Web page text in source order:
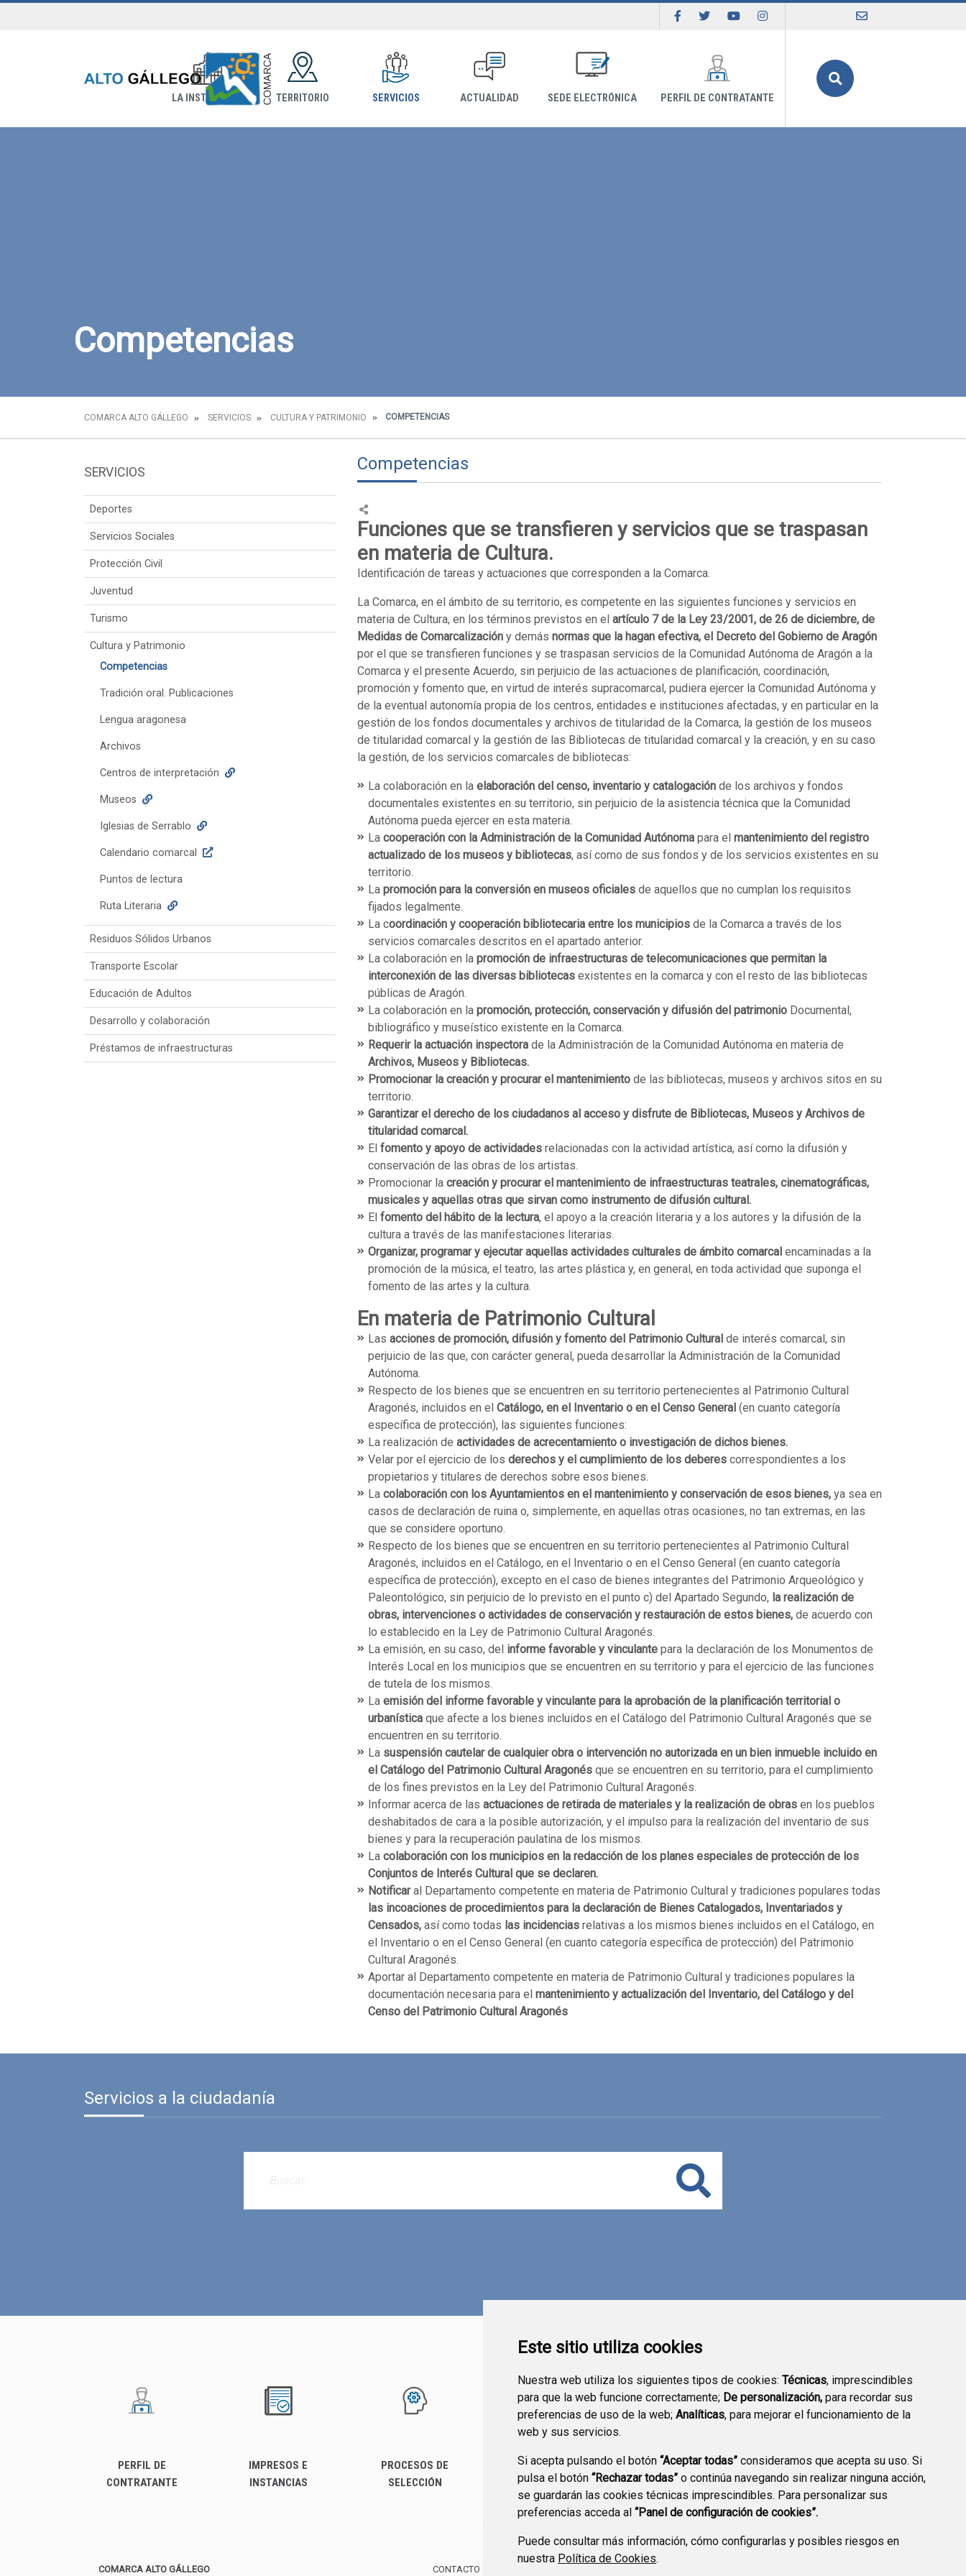
Este sitio utiliza cookies
Nuestra web utiliza los siguientes tipos de cookies: Técnicas, imprescindibles
para que la web funcione correctamente; De personalización, para recordar sus
preferencias de uso de la web; Analíticas, para mejorar el funcionamiento de la
web y sus servicios.
Si acepta pulsando el botón “Aceptar todas” consideramos que acepta su uso. Si
pulsa el botón “Rechazar todas” o continúa navegando sin realizar ninguna acción,
se guardarán las cookies técnicas imprescindibles. Para personalizar sus
preferencias acceda al “Panel de configuración de cookies”.
Puede consultar más información, cómo configurarlas y posibles riesgos en
nuestra Política de Cookies.
LA INSTITUCIÓN TERRITORIO SERVICIOS ACTUALIDAD SEDE ELECTRÓNICA PERFIL DE CONTRATANTE
Competencias
COMARCA ALTO GÁLLEGO SERVICIOS CULTURA Y PATRIMONIO COMPETENCIAS
SERVICIOS
Deportes
Servicios Sociales
Protección Civil
Juventud
Turismo
Cultura y Patrimonio
Competencias
Tradición oral. Publicaciones
Lengua aragonesa
Archivos
Centros de interpretación
Museos
Iglesias de Serrablo
Calendario comarcal
Puntos de lectura
Ruta Literaria
Residuos Sólidos Urbanos
Transporte Escolar
Educación de Adultos
Desarrollo y colaboración
Préstamos de infraestructuras
Competencias
Funciones que se transfieren y servicios que se traspasan
en materia de Cultura.
Identificación de tareas y actuaciones que corresponden a la Comarca.
La Comarca, en el ámbito de su territorio, es competente en las siguientes funciones y servicios en
materia de Cultura, en los términos previstos en el artículo 7 de la Ley 23/2001, de 26 de diciembre, de
Medidas de Comarcalización y demás normas que la hagan efectiva, el Decreto del Gobierno de Aragón
por el que se transfieren funciones y se traspasan servicios de la Comunidad Autónoma de Aragón a la
Comarca y el presente Acuerdo, sin perjuicio de las actuaciones de planificación, coordinación,
promoción y fomento que, en virtud de interés supracomarcal, pudiera ejercer la Comunidad Autónoma y
de la eventual autonomía propia de los centros, entidades e instituciones afectadas, y en particular en la
gestión de los fondos documentales y archivos de titularidad de la Comarca, la gestión de los museos
de titularidad comarcal y la gestión de las Bibliotecas de titularidad comarcal y la creación, y en su caso
la gestión, de los servicios comarcales de bibliotecas:
La colaboración en la elaboración del censo, inventario y catalogación de los archivos y fondos
documentales existentes en su territorio, sin perjuicio de la asistencia técnica que la Comunidad
Autónoma pueda ejercer en esta materia.
La cooperación con la Administración de la Comunidad Autónoma para el mantenimiento del registro
actualizado de los museos y bibliotecas, así como de sus fondos y de los servicios existentes en su
territorio.
La promoción para la conversión en museos oficiales de aquellos que no cumplan los requisitos
fijados legalmente.
La coordinación y cooperación bibliotecaria entre los municipios de la Comarca a través de los
servicios comarcales descritos en el apartado anterior.
La colaboración en la promoción de infraestructuras de telecomunicaciones que permitan la
interconexión de las diversas bibliotecas existentes en la comarca y con el resto de las bibliotecas
públicas de Aragón.
La colaboración en la promoción, protección, conservación y difusión del patrimonio Documental,
bibliográfico y museístico existente en la Comarca.
Requerir la actuación inspectora de la Administración de la Comunidad Autónoma en materia de
Archivos, Museos y Bibliotecas.
Promocionar la creación y procurar el mantenimiento de las bibliotecas, museos y archivos sitos en su
territorio.
Garantizar el derecho de los ciudadanos al acceso y disfrute de Bibliotecas, Museos y Archivos de
titularidad comarcal.
El fomento y apoyo de actividades relacionadas con la actividad artística, así como la difusión y
conservación de las obras de los artistas.
Promocionar la creación y procurar el mantenimiento de infraestructuras teatrales, cinematográficas,
musicales y aquellas otras que sirvan como instrumento de difusión cultural.
El fomento del hábito de la lectura, el apoyo a la creación literaria y a los autores y la difusión de la
cultura a través de las manifestaciones literarias.
Organizar, programar y ejecutar aquellas actividades culturales de ámbito comarcal encaminadas a la
promoción de la música, el teatro, las artes plástica y, en general, en toda actividad que suponga el
fomento de las artes y la cultura.
En materia de Patrimonio Cultural
Las acciones de promoción, difusión y fomento del Patrimonio Cultural de interés comarcal, sin
perjuicio de las que, con carácter general, pueda desarrollar la Administración de la Comunidad
Autónoma.
Respecto de los bienes que se encuentren en su territorio pertenecientes al Patrimonio Cultural
Aragonés, incluidos en el Catálogo, en el Inventario o en el Censo General (en cuanto categoría
específica de protección), las siguientes funciones:
La realización de actividades de acrecentamiento o investigación de dichos bienes.
Velar por el ejercicio de los derechos y el cumplimiento de los deberes correspondientes a los
propietarios y titulares de derechos sobre esos bienes.
La colaboración con los Ayuntamientos en el mantenimiento y conservación de esos bienes, ya sea en
casos de declaración de ruina o, simplemente, en aquellas otras ocasiones, no tan extremas, en las
que se considere oportuno.
Respecto de los bienes que se encuentren en su territorio pertenecientes al Patrimonio Cultural
Aragonés, incluidos en el Catálogo, en el Inventario o en el Censo General (en cuanto categoría
específica de protección), excepto en el caso de bienes integrantes del Patrimonio Arqueológico y
Paleontológico, sin perjuicio de lo previsto en el punto c) del Apartado Segundo, la realización de
obras, intervenciones o actividades de conservación y restauración de estos bienes, de acuerdo con
lo establecido en la Ley de Patrimonio Cultural Aragonés.
La emisión, en su caso, del informe favorable y vinculante para la declaración de los Monumentos de
Interés Local en los municipios que se encuentren en su territorio y para el ejercicio de las funciones
de tutela de los mismos.
La emisión del informe favorable y vinculante para la aprobación de la planificación territorial o
urbanística que afecte a los bienes incluidos en el Catálogo del Patrimonio Cultural Aragonés que se
encuentren en su territorio.
La suspensión cautelar de cualquier obra o intervención no autorizada en un bien inmueble incluido en
el Catálogo del Patrimonio Cultural Aragonés que se encuentren en su territorio, para el cumplimiento
de los fines previstos en la Ley del Patrimonio Cultural Aragonés.
Informar acerca de las actuaciones de retirada de materiales y la realización de obras en los pueblos
deshabitados de cara a la posible autorización, y el impulso para la realización del inventario de sus
bienes y para la recuperación paulatina de los mismos.
La colaboración con los municipios en la redacción de los planes especiales de protección de los
Conjuntos de Interés Cultural que se declaren.
Notificaral Departamento competente en materia de Patrimonio Cultural y tradiciones populares todas
las incoaciones de procedimientos para la declaración de Bienes Catalogados, Inventariados y
Censados, así como todas las incidencias relativas a los mismos bienes incluidos en el Catálogo, en
el Inventario o en el Censo General (en cuanto categoría específica de protección) del Patrimonio
Cultural Aragonés.
Aportar al Departamento competente en materia de Patrimonio Cultural y tradiciones populares la
documentación necesaria para el mantenimiento y actualización del Inventario, del Catálogo y del
Censo del Patrimonio Cultural Aragonés
Servicios a la ciudadanía
Buscar
PERFIL DE
CONTRATANTE
IMPRESOS E
INSTANCIAS
PROCESOS DE
SELECCIÓN
SERVICIOS TRANSPARENCIA SEDE ELECTRÓNICA
COMARCA ALTO GÁLLEGO CONTACTO